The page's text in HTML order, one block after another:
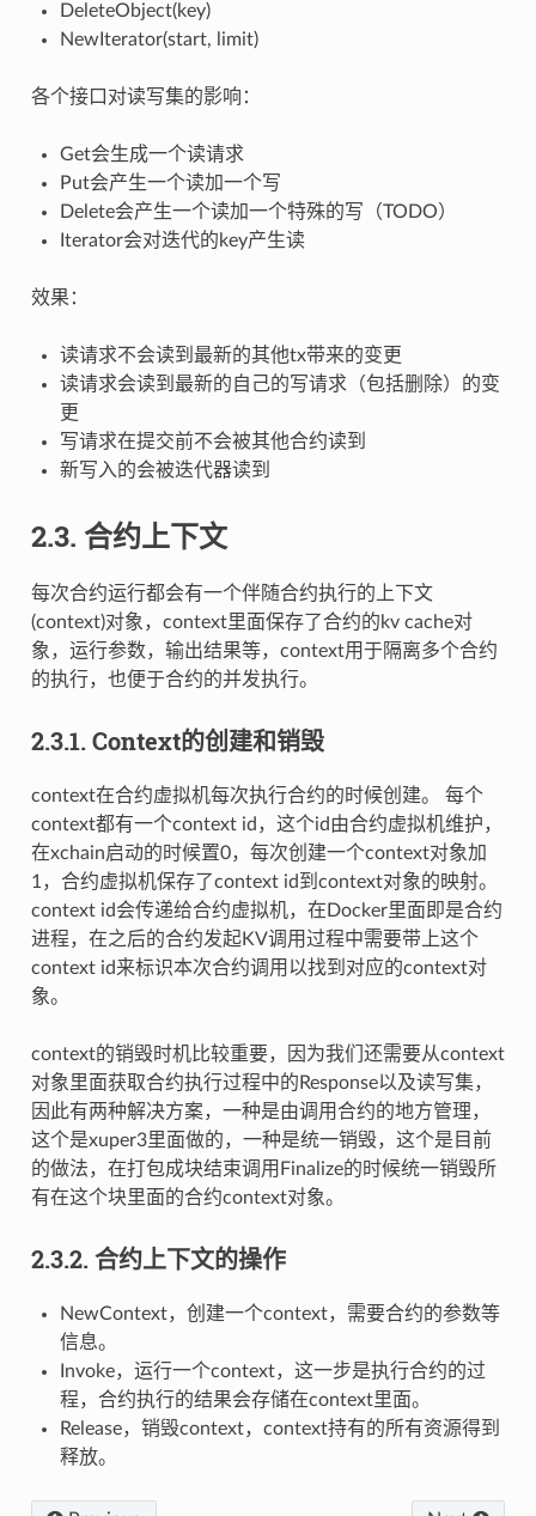
DeleteObject(key)
NewIterator(start, limit)
各个接口对读写集的影响：
Get会生成一个读请求
Put会产生一个读加一个写
Delete会产生一个读加一个特殊的写（TODO）
Iterator会对迭代的key产生读
效果：
读请求不会读到最新的其他tx带来的变更
读请求会读到最新的自己的写请求（包括删除）的变
更
写请求在提交前不会被其他合约读到
新写入的会被迭代器读到
2.3. 合约上下文
每次合约运行都会有一个伴随合约执行的上下文
(context)对象，context里面保存了合约的kv cache对
象，运行参数，输出结果等，context用于隔离多个合约
的执行，也便于合约的并发执行。
2.3.1. Context的创建和销毁
context在合约虚拟机每次执行合约的时候创建。 每个
context都有一个context id，这个id由合约虚拟机维护，
在xchain启动的时候置0，每次创建一个context对象加
1，合约虚拟机保存了context id到context对象的映射。
context id会传递给合约虚拟机，在Docker里面即是合约
进程，在之后的合约发起KV调用过程中需要带上这个
context id来标识本次合约调用以找到对应的context对
象。
context的销毁时机比较重要，因为我们还需要从context
对象里面获取合约执行过程中的Response以及读写集，
因此有两种解决方案，一种是由调用合约的地方管理，
这个是xuper3里面做的，一种是统一销毁，这个是目前
的做法，在打包成块结束调用Finalize的时候统一销毁所
有在这个块里面的合约context对象。
2.3.2. 合约上下文的操作
NewContext，创建一个context，需要合约的参数等
信息。
Invoke，运行一个context，这一步是执行合约的过
程，合约执行的结果会存储在context里面。
Release，销毁context，context持有的所有资源得到
释放。